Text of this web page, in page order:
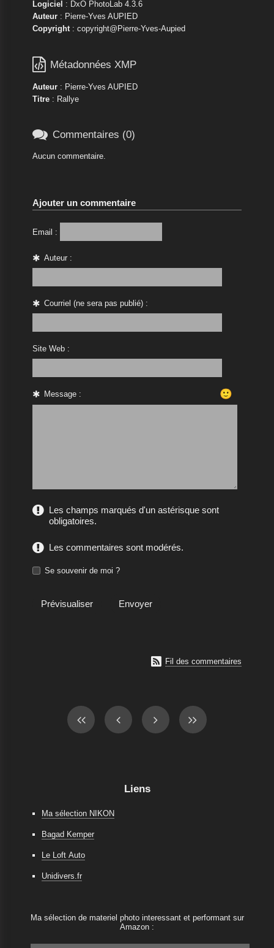
Logiciel : DxO PhotoLab 4.3.6
Auteur: Pierre-Yves AUPIED
Copyright: copyright@Pierre-Yves-Aupied
 Métadonnées XMP
Auteur: Pierre-Yves AUPIED
Titre: Rallye
 Commentaires (0)
Aucun commentaire.
Ajouter un commentaire
Email :
Auteur :
Courriel (ne sera pas publié) :
Site Web :
Message : 🙂
Les champs marqués d'un astérisque sont
obligatoires.
Les commentaires sont modérés.
Se souvenir de moi ?
 Fil des commentaires
Liens
Ma sélection NIKON
Bagad Kemper
Le Loft Auto
Unidivers.fr
Ma sélection de materiel photo interessant et performant sur
Amazon :